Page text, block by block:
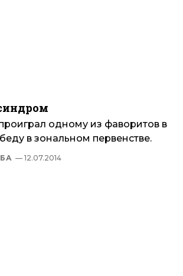
одному из фаворитов в
в зональном первенстве.
— 12.07.2014